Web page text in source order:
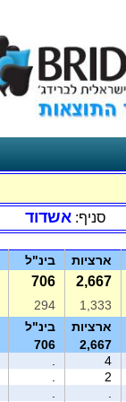
סניף: אשדוד
ארציות בינ"ל
2,667
706
1,333
294
ארציות בינ"ל
2,667
706
4
2